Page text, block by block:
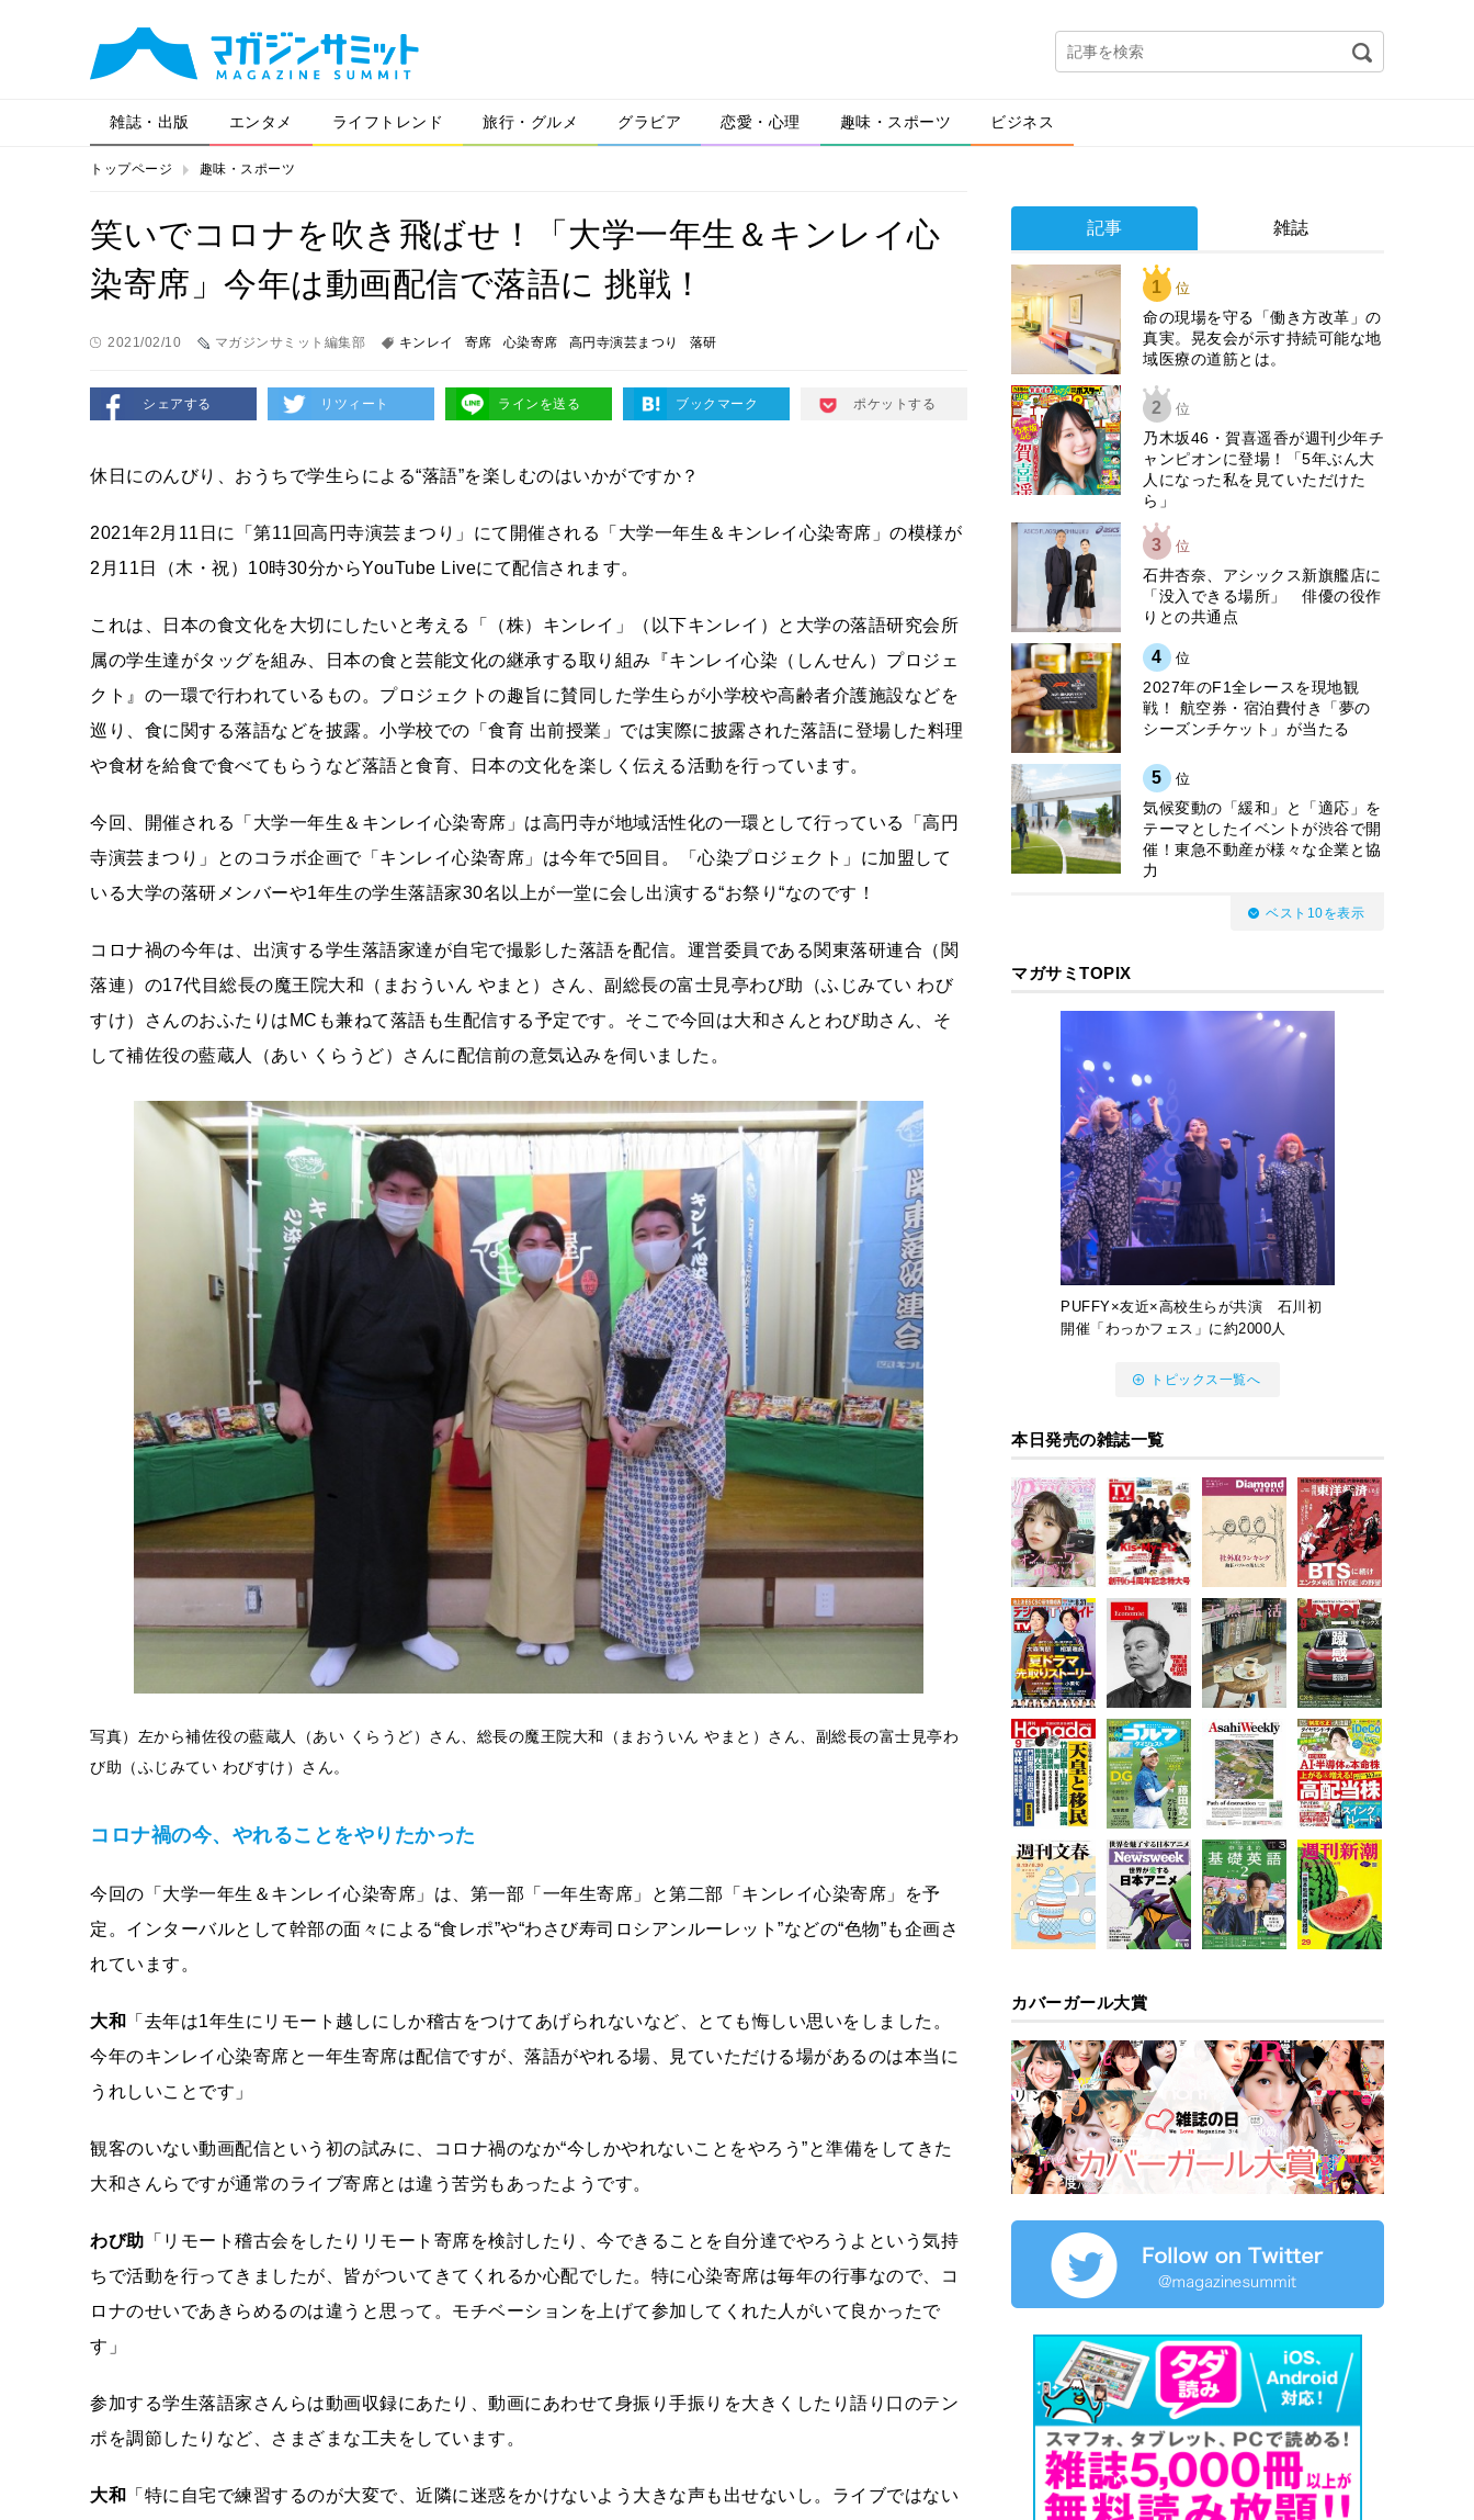
雑誌・出版 エンタメ ライフトレンド 旅行・グルメ グラビア 恋愛・心理 趣味・スポーツ ビジネス
トップページ 趣味・スポーツ
笑いでコロナを吹き飛ばせ！「大学一年生＆キンレイ心
染寄席」今年は動画配信で落語に 挑戦！
2021/02/10 マガジンサミット編集部 キンレイ 寄席 心染寄席 高円寺演芸まつり 落研
シェアする リツィート ラインを送る ブックマーク ポケットする
休日にのんびり、おうちで学生らによる“落語”を楽しむのはいかがですか？
2021年2月11日に「第11回高円寺演芸まつり」にて開催される「大学一年生＆キンレイ心染寄席」の模様が
2月11日（木・祝）10時30分からYouTube Liveにて配信されます。
これは、日本の食文化を大切にしたいと考える「（株）キンレイ」（以下キンレイ）と大学の落語研究会所
属の学生達がタッグを組み、日本の食と芸能文化の継承する取り組み『キンレイ心染（しんせん）プロジェ
クト』の一環で行われているもの。プロジェクトの趣旨に賛同した学生らが小学校や高齢者介護施設などを
巡り、食に関する落語などを披露。小学校での「食育 出前授業」では実際に披露された落語に登場した料理
や食材を給食で食べてもらうなど落語と食育、日本の文化を楽しく伝える活動を行っています。
今回、開催される「大学一年生＆キンレイ心染寄席」は高円寺が地域活性化の一環として行っている「高円
寺演芸まつり」とのコラボ企画で「キンレイ心染寄席」は今年で5回目。「心染プロジェクト」に加盟して
いる大学の落研メンバーや1年生の学生落語家30名以上が一堂に会し出演する“お祭り“なのです！
コロナ禍の今年は、出演する学生落語家達が自宅で撮影した落語を配信。運営委員である関東落研連合（関
落連）の17代目総長の魔王院大和（まおういん やまと）さん、副総長の富士見亭わび助（ふじみてい わび
すけ）さんのおふたりはMCも兼ねて落語も生配信する予定です。そこで今回は大和さんとわび助さん、そ
して補佐役の藍蔵人（あい くらうど）さんに配信前の意気込みを伺いました。
写真）左から補佐役の藍蔵人（あい くらうど）さん、総長の魔王院大和（まおういん やまと）さん、副総長の富士見亭わ
び助（ふじみてい わびすけ）さん。
コロナ禍の今、やれることをやりたかった
今回の「大学一年生＆キンレイ心染寄席」は、第一部「一年生寄席」と第二部「キンレイ心染寄席」を予
定。インターバルとして幹部の面々による“食レポ”や“わさび寿司ロシアンルーレット”などの“色物”も企画さ
れています。
大和
「去年は1年生にリモート越しにしか稽古をつけてあげられないなど、とても悔しい思いをしました。
今年のキンレイ心染寄席と一年生寄席は配信ですが、落語がやれる場、見ていただける場があるのは本当に
うれしいことです」
観客のいない動画配信という初の試みに、コロナ禍のなか“今しかやれないことをやろう”と準備をしてきた
大和さんらですが通常のライブ寄席とは違う苦労もあったようです。
わび助 「リモート稽古会をしたりリモート寄席を検討したり、今できることを自分達でやろうよという気持
ちで活動を行ってきましたが、皆がついてきてくれるか心配でした。特に心染寄席は毎年の行事なので、コ
ロナのせいであきらめるのは違うと思って。モチベーションを上げて参加してくれた人がいて良かったで
す」
参加する学生落語家さんらは動画収録にあたり、動画にあわせて身振り手振りを大きくしたり語り口のテン
ポを調節したりなど、さまざまな工夫をしています。
大和
「特に自宅で練習するのが大変で、近隣に迷惑をかけないよう大きな声も出せないし。ライブではない
記事 雑誌
1 位
​命の現場を守る「働き方改革」の
真実。晃友会が示す持続可能な地
域医療の道筋とは。
2 位
乃木坂46・賀喜遥香が週刊少年チ
ャンピオンに登場！「5年ぶん大
人になった私を見ていただけた
ら」
3 位
石井杏奈、アシックス新旗艦店に
「没入できる場所」 俳優の役作
りとの共通点
4 位
2027年のF1全レースを現地観
戦！ 航空券・宿泊費付き「夢の
シーズンチケット」が当たる
5 位
気候変動の「緩和」と「適応」を
テーマとしたイベントが渋谷で開
催！東急不動産が様々な企業と協
力
ベスト10を表示
マガサミTOPIX
PUFFY×友近×高校生らが共演 石川初
開催「わっかフェス」に約2000人
トピックス一覧へ
本日発売の雑誌一覧
カバーガール大賞